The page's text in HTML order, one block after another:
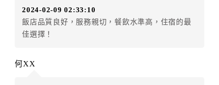
每筆訂單異動限定乙次，限原訂飯店，異動完成後不得
辦理取消退款。
訂單異動後，訂單費用總計大於原訂單費用總計時，訂
訂單異動後，訂單費用總計小於原訂單費用總計時，訂
2024-02-09 02:33:10
飯店品質良好，服務親切，餐飲水準高，住宿的最
佳選擇！
何XX